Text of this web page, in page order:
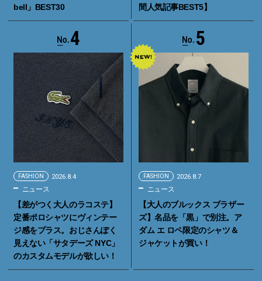
bell」BEST30
間人気記事BEST5】
4
FASHION 2026.8.4
ニュース
【差がつく大人のラコステ】
定番ポロシャツにヴィンテー
ジ感をプラス。おじさんぽく
見えない「サタデーズ NYC」
のカスタムモデルが欲しい！
5
FASHION 2026.8.7
ニュース
【大人のブルックス ブラザー
ズ】名品を「黒」で別注。ア
ダム エ ロペ限定のシャツ＆
ジャケットが買い！